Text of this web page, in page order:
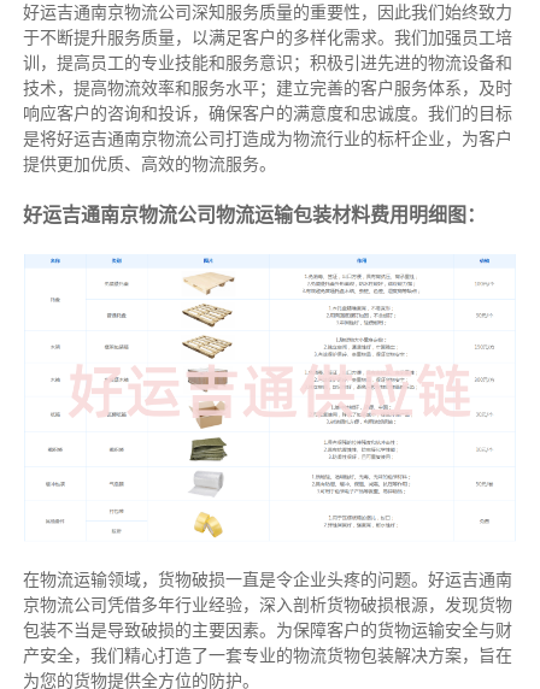
好运吉通南京物流公司深知服务质量的重要性，因此我们始终致力
于不断提升服务质量，以满足客户的多样化需求。我们加强员工培
训，提高员工的专业技能和服务意识；积极引进先进的物流设备和
技术，提高物流效率和服务水平；建立完善的客户服务体系，及时
响应客户的咨询和投诉，确保客户的满意度和忠诚度。我们的目标
是将好运吉通南京物流公司打造成为物流行业的标杆企业，为客户
提供更加优质、高效的物流服务。
好运吉通南京物流公司物流运输包装材料费用明细图：
在物流运输领域，货物破损一直是令企业头疼的问题。好运吉通南
京物流公司凭借多年行业经验，深入剖析货物破损根源，发现货物
包装不当是导致破损的主要因素。为保障客户的货物运输安全与财
产安全，我们精心打造了一套专业的物流货物包装解决方案，旨在
为您的货物提供全方位的防护。